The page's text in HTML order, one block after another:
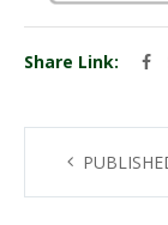
Share Link: